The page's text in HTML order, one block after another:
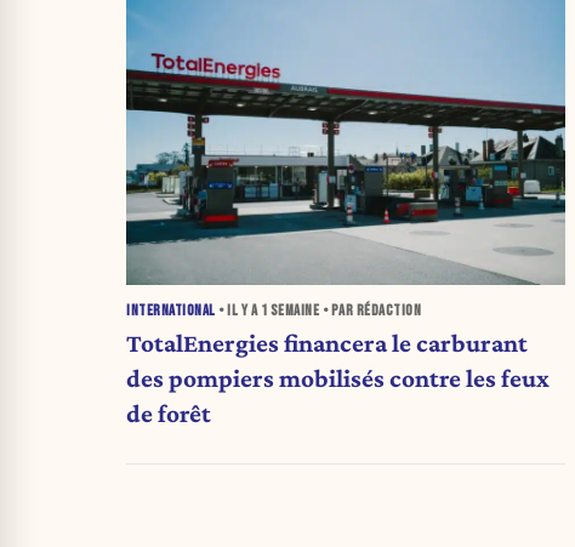
INTERNATIONAL • IL Y A 1 SEMAINE • PAR RÉDACTION
TotalEnergies financera le carburant
des pompiers mobilisés contre les feux
de forêt